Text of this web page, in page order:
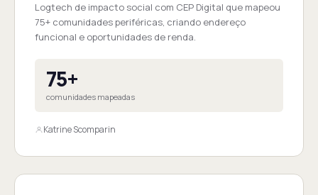
Logtech de impacto social com CEP Digital que mapeou
75+ comunidades periféricas, criando endereço
funcional e oportunidades de renda.
75+
comunidades mapeadas
Katrine Scomparin